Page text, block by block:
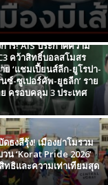
าร! AIS ประกาศความ
คว้าสิทธิ์บอลสโมสร
‘แชมเปี้ยนส์ลีก-ยูโรปา-
ซ์-ซูเปอร์คัพ-ยูธลีก’ ราย
ครอบคลุม 3 ประเทศ
ธงสีรุ้ง! เมืองย่าโมรวม
น ‘Korat Pride 2026’
ทธิและความเท่าเทียมสุด